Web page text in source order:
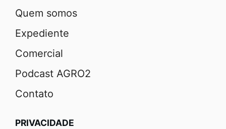
Quem somos
Expediente
Comercial
Podcast AGRO2
Contato
PRIVACIDADE